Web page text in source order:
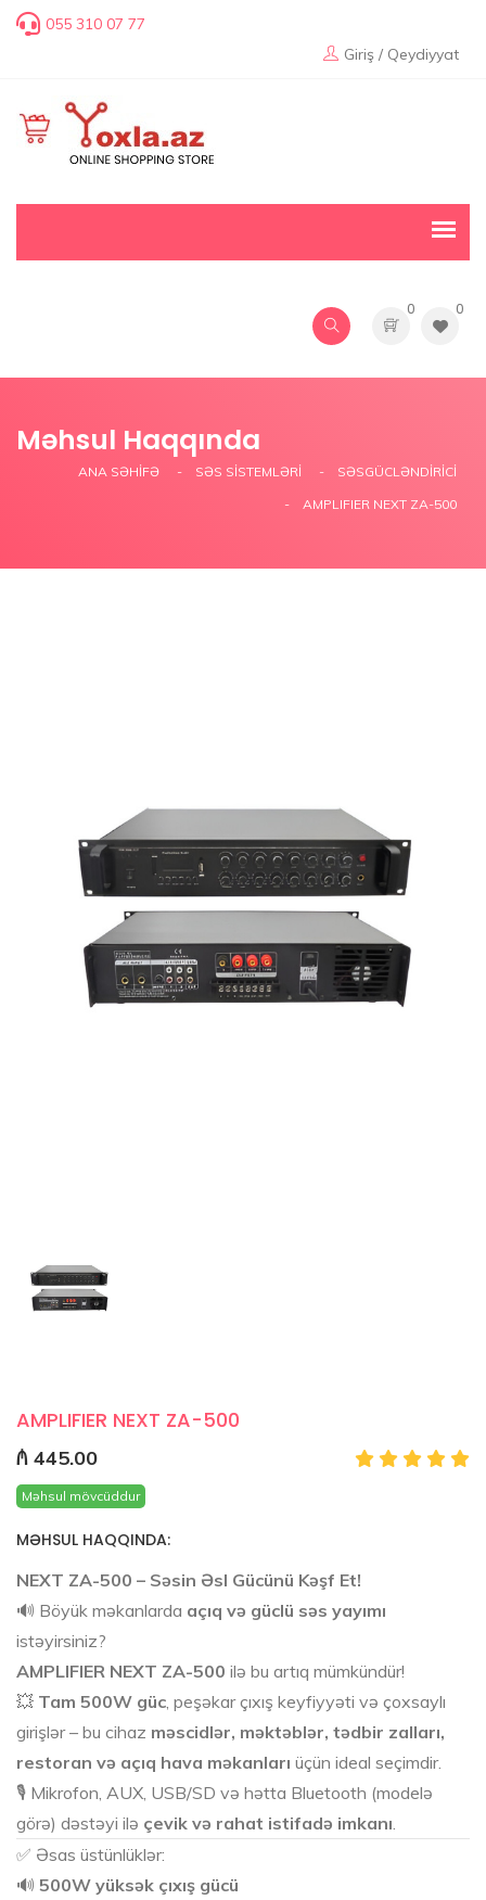
055 310 07 77
Giriş / Qeydiyyat
0 0
Məhsul Haqqında
ANA SƏHIFƏ SƏS SISTEMLƏRI
SƏSGÜCLƏNDIRICI
AMPLIFIER NEXT ZA-500
AMPLIFIER NEXT ZA-500
₼ 445.00
Məhsul mövcüddur
MƏHSUL HAQQINDA:
NEXT ZA-500 – Səsin Əsl Gücünü Kəşf Et!
🔊 Böyük məkanlarda açıq və güclü səs yayımı
istəyirsiniz?
AMPLIFIER NEXT ZA-500 ilə bu artıq mümkündür!
💥 Tam 500W güc , peşəkar çıxış keyfiyyəti və çoxsaylı
girişlər – bu cihaz məscidlər, məktəblər, tədbir zalları,
restoran və açıq hava məkanları üçün ideal seçimdir.
🎙️ Mikrofon, AUX, USB/SD və hətta Bluetooth (modelə
görə) dəstəyi ilə çevik və rahat istifadə imkanı
✅ Əsas üstünlüklər:
🔊 500W yüksək çıxış gücü